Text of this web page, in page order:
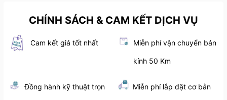
CHÍNH SÁCH & CAM KẾT DỊCH VỤ
Cam kết giá tốt nhất Miễn phí vận chuyển bán
kính 50 Km
Đồng hành kỹ thuật trọn Miễn phí lắp đặt cơ bản